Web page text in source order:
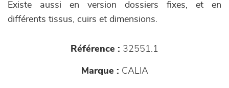
Existe aussi en version dossiers fixes, et en
différents tissus, cuirs et dimensions.
Référence : 32551.1
Marque : CALIA